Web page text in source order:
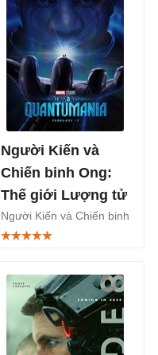
2018.
Người Kiến và
Chiến binh Ong:
Thế giới Lượng tử
Người Kiến và Chiến binh
Ong: Thế giới Lượng tử,
Quantumania, là bộ phim
siêu anh hùng Mỹ chiếu
rạp từ 17/02/2023.